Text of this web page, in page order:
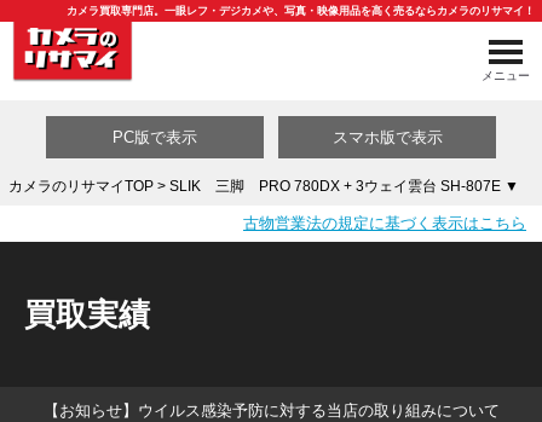
カメラ買取専門店。一眼レフ・デジカメや、写真・映像用品を高く売るならカメラのリサマイ！
メニュー
買取カテゴリ一覧
PC版で表示 スマホ版で表示
カメラのリサマイTOP> SLIK 三脚 PRO 780DX + 3ウェイ雲台 SH-807E ▼
古物営業法の規定に基づく表示はこちら
買取実績
【お知らせ】ウイルス感染予防に対する当店の取り組みについて